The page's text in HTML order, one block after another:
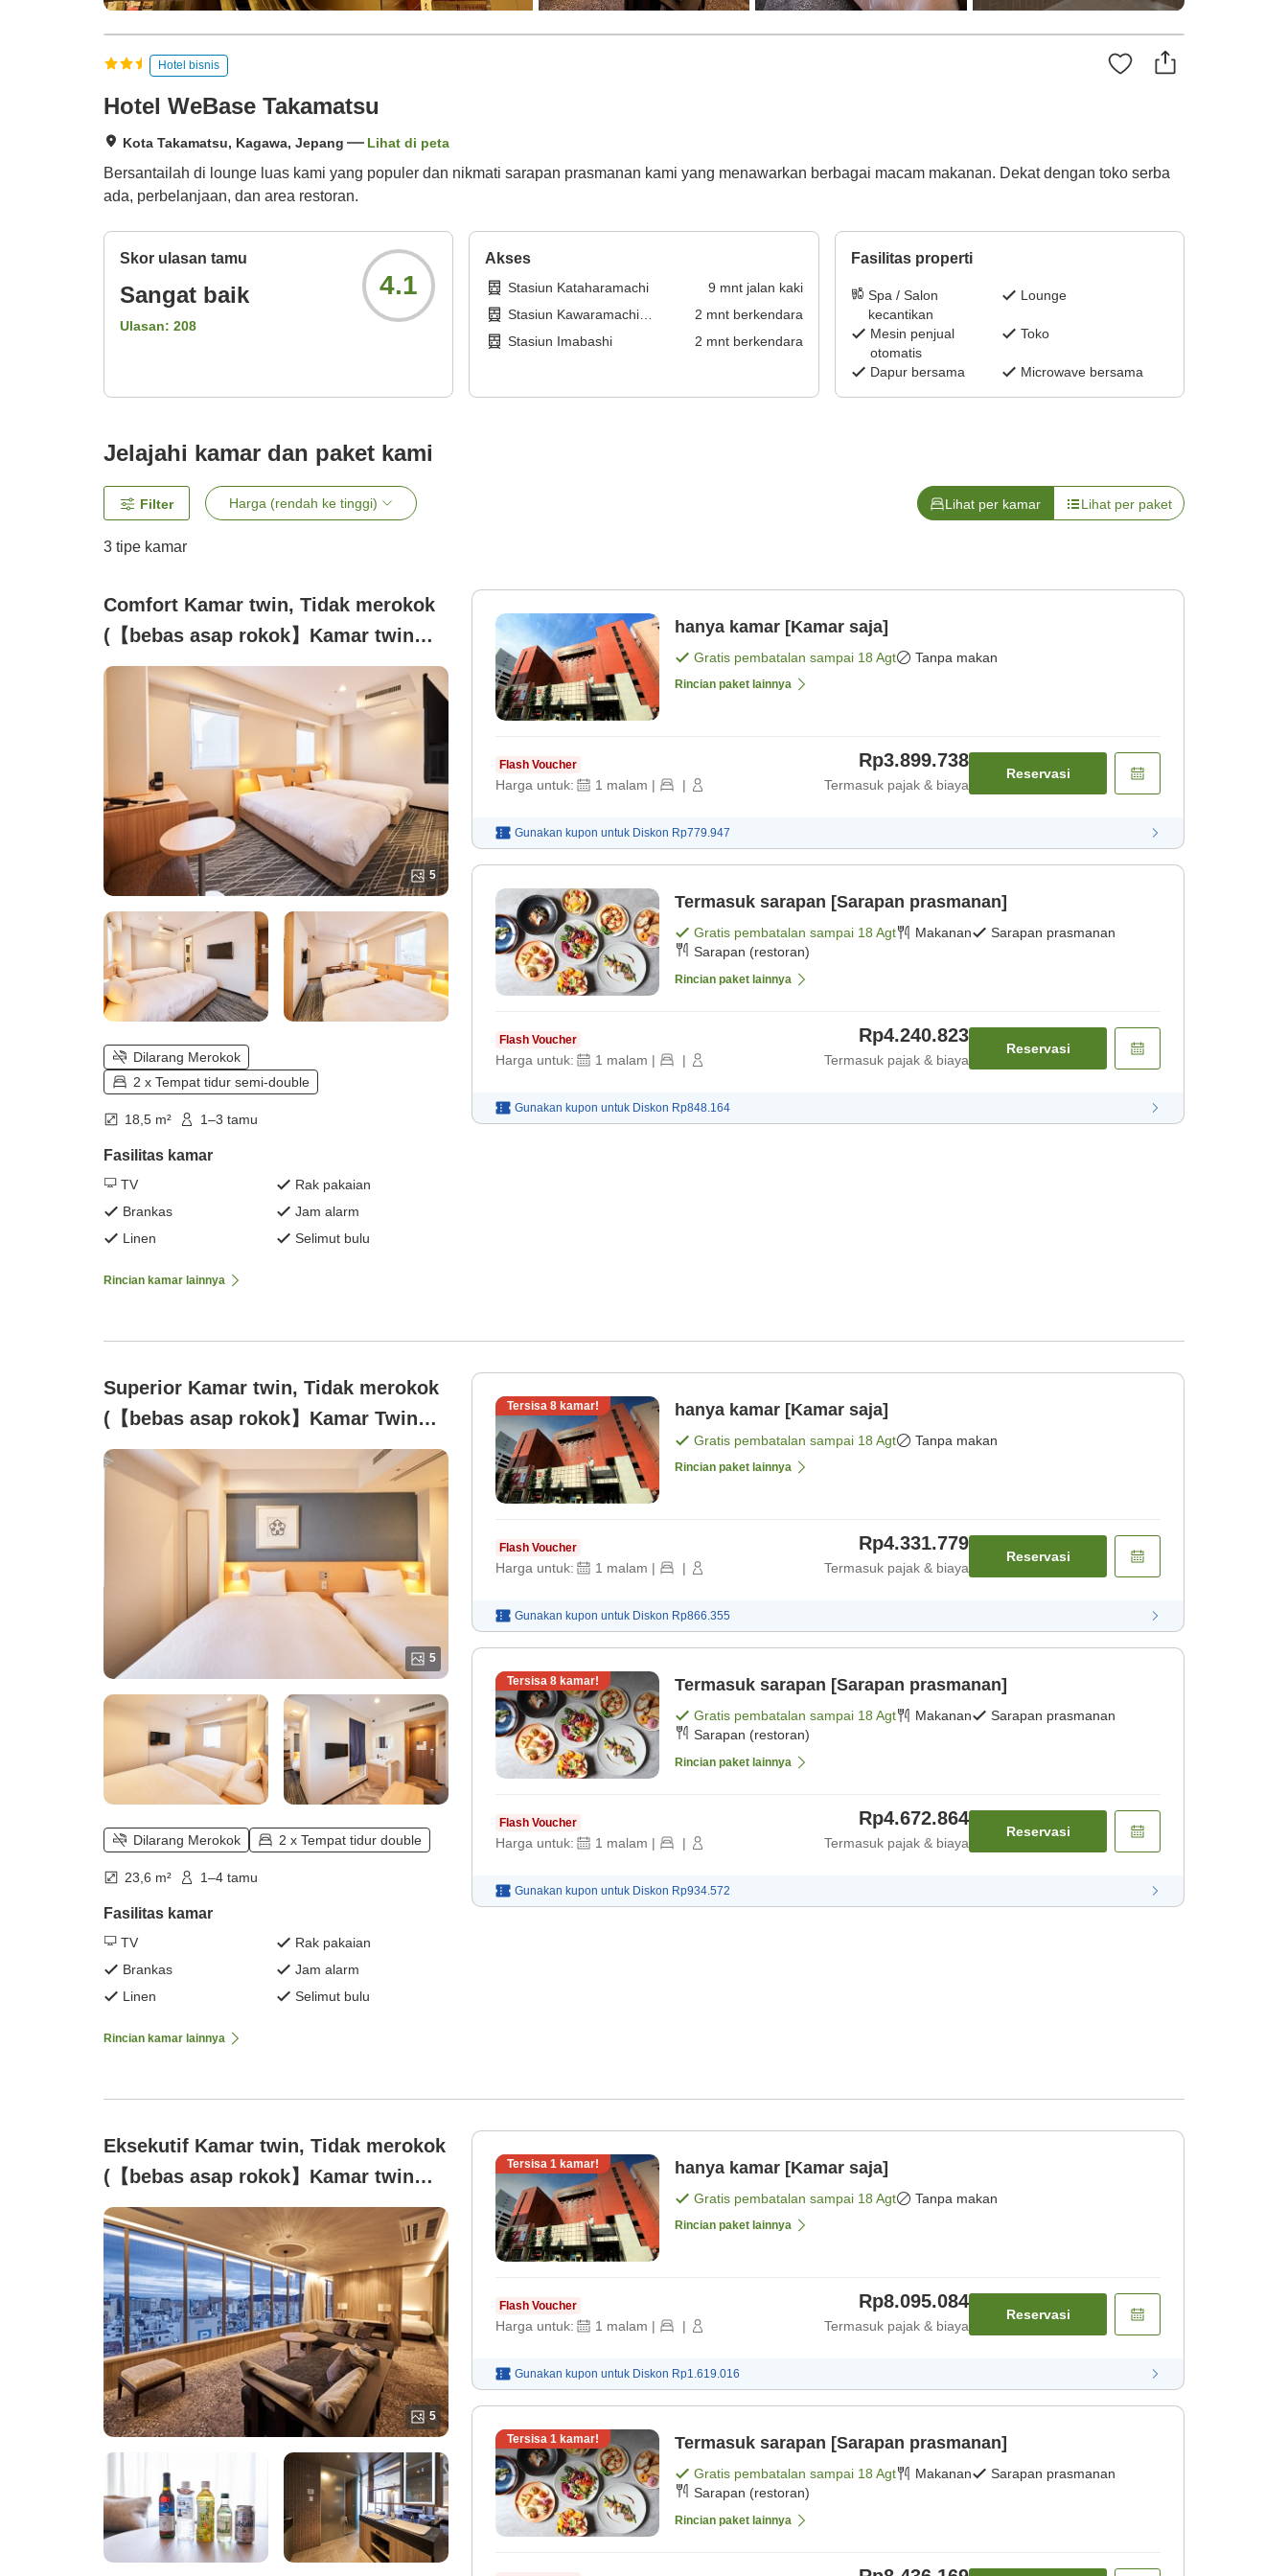
Hotel bisnis
Hotel WeBase Takamatsu
Kota Takamatsu, Kagawa, Jepang Lihat di peta
Bersantailah di lounge luas kami yang populer dan nikmati sarapan prasmanan kami yang menawarkan berbagai macam makanan. Dekat dengan toko serba
ada, perbelanjaan, dan area restoran.
Skor ulasan tamu
Sangat baik
Ulasan: 208
4.1
Akses
Stasiun Kataharamachi 9 mnt jalan kaki
Stasiun Kawaramachi
(Kagawa)
2 mnt berkendara
Stasiun Imabashi
2 mnt berkendara
Fasilitas properti
Spa / Salon
kecantikan
Lounge
Mesin penjual
otomatis
Toko
Dapur bersama Microwave bersama
Jelajahi kamar dan paket kami
Filter Harga (rendah ke tinggi) Lihat per kamar Lihat per paket
3 tipe kamar
Comfort Kamar twin, Tidak merokok
(【bebas asap rokok】Kamar twin
kenyamanan (baru direnovasi))
5
Dilarang Merokok
2 x Tempat tidur semi-double
18,5 m² 1–3 tamu
Fasilitas kamar
TV
Rak pakaian
Brankas
Jam alarm
Linen
Selimut bulu
Rincian kamar lainnya
hanya kamar [Kamar saja]
Gratis pembatalan sampai 18 Agt Tanpa makan
Rincian paket lainnya
Flash Voucher
Harga untuk: 1 malam | |
Rp3.899.738
Termasuk pajak & biaya
Reservasi
Gunakan kupon untuk Diskon Rp779.947
Termasuk sarapan [Sarapan prasmanan]
Gratis pembatalan sampai 18 Agt Makanan
Sarapan prasmanan
Sarapan (restoran)
Rincian paket lainnya
Flash Voucher
Harga untuk: 1 malam | |
Rp4.240.823
Termasuk pajak & biaya
Reservasi
Gunakan kupon untuk Diskon Rp848.164
Superior Kamar twin, Tidak merokok
(【bebas asap rokok】Kamar Twin
Superior (baru direnovasi))
5
Dilarang Merokok 2 x Tempat tidur double
23,6 m² 1–4 tamu
Fasilitas kamar
TV
Rak pakaian
Brankas
Jam alarm
Linen
Selimut bulu
Rincian kamar lainnya
Tersisa 8 kamar! hanya kamar [Kamar saja]
Gratis pembatalan sampai 18 Agt Tanpa makan
Rincian paket lainnya
Flash Voucher
Harga untuk: 1 malam | |
Rp4.331.779
Termasuk pajak & biaya
Reservasi
Gunakan kupon untuk Diskon Rp866.355
Tersisa 8 kamar! Termasuk sarapan [Sarapan prasmanan]
Gratis pembatalan sampai 18 Agt Makanan
Sarapan prasmanan
Sarapan (restoran)
Rincian paket lainnya
Flash Voucher
Harga untuk: 1 malam | |
Rp4.672.864
Termasuk pajak & biaya
Reservasi
Gunakan kupon untuk Diskon Rp934.572
Eksekutif Kamar twin, Tidak merokok
(【bebas asap rokok】Kamar twin
eksekutif (baru direnovasi))
5
Tersisa 1 kamar! hanya kamar [Kamar saja]
Gratis pembatalan sampai 18 Agt Tanpa makan
Rincian paket lainnya
Flash Voucher
Harga untuk: 1 malam | |
Rp8.095.084
Termasuk pajak & biaya
Reservasi
Gunakan kupon untuk Diskon Rp1.619.016
Tersisa 1 kamar! Termasuk sarapan [Sarapan prasmanan]
Gratis pembatalan sampai 18 Agt Makanan
Sarapan prasmanan
Sarapan (restoran)
Rincian paket lainnya